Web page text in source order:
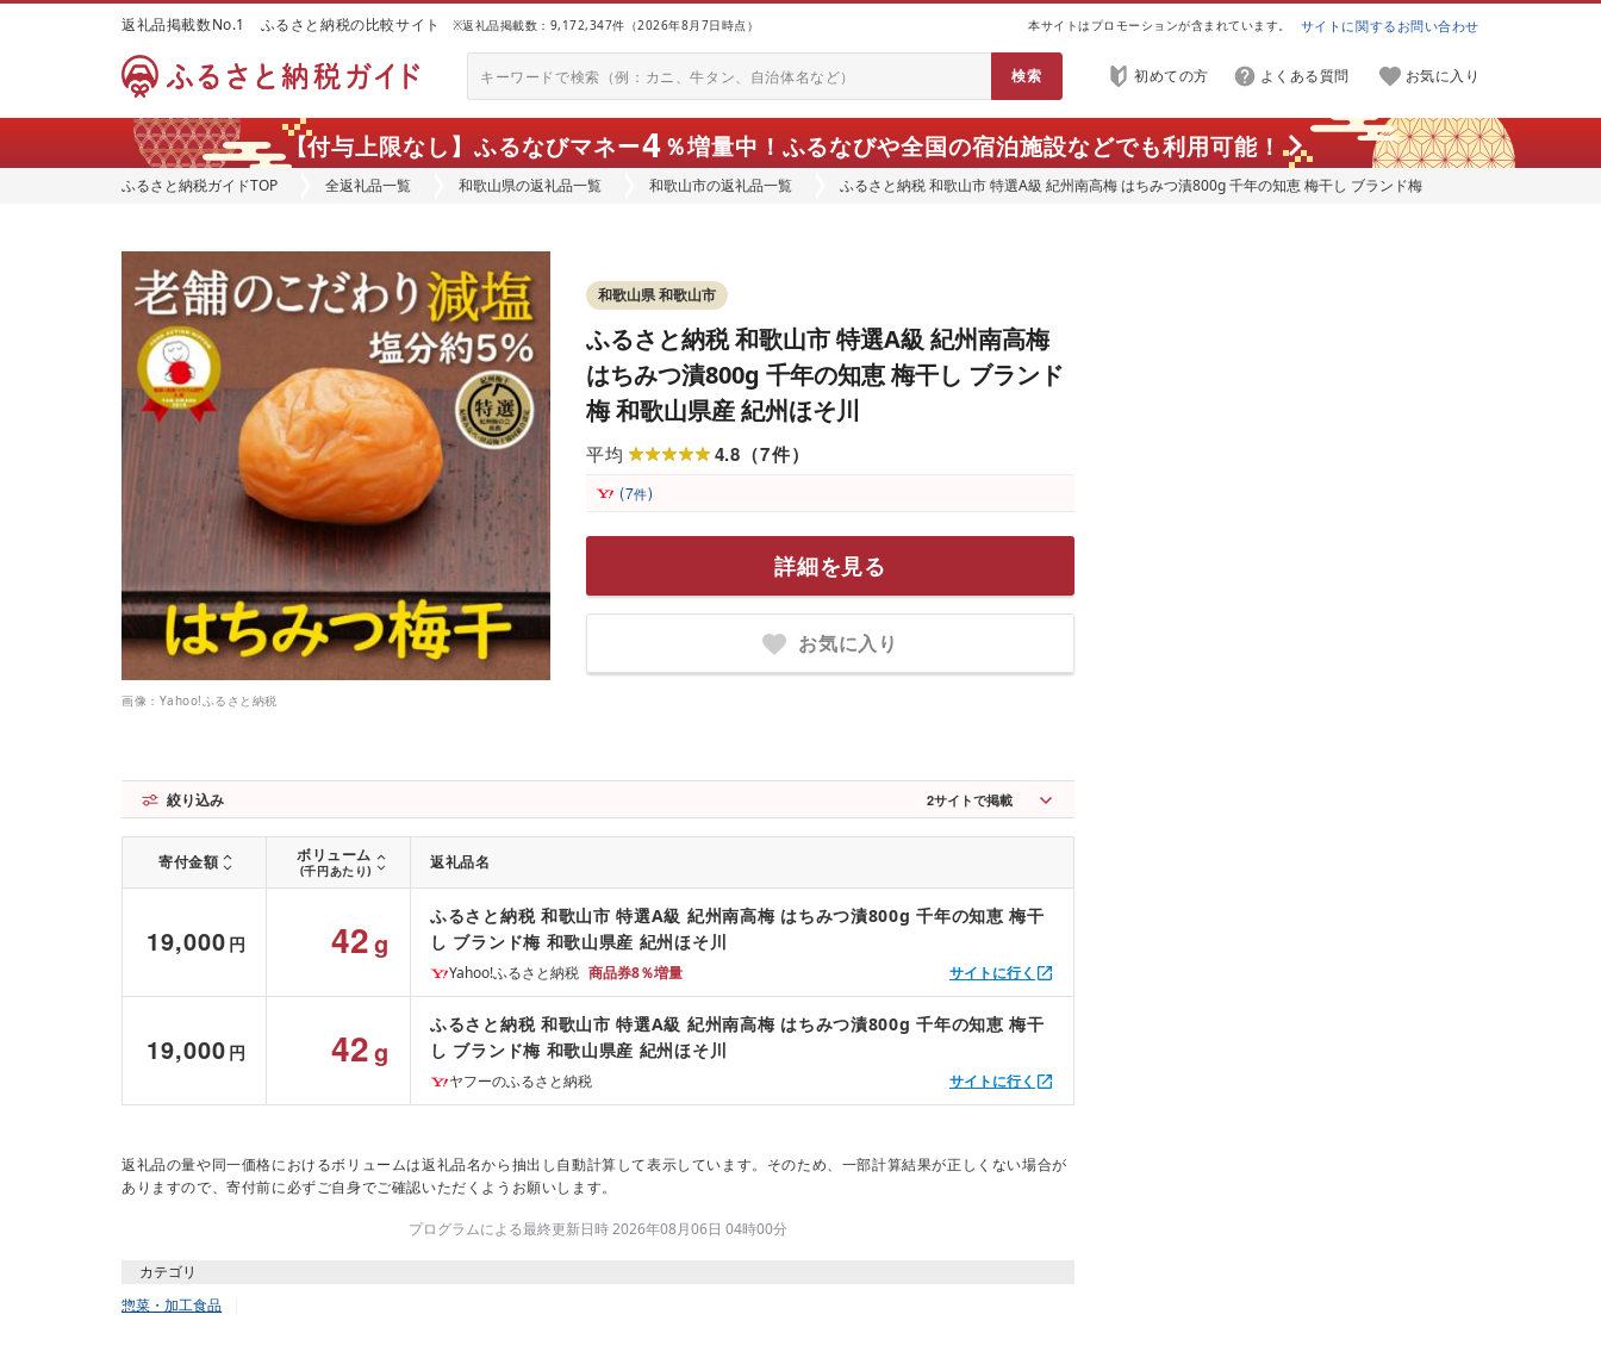
返礼品掲載数No.1 ふるさと納税の比較サイト ※返礼品掲載数：9,172,347件（2026年8月7日時点） 本サイトはプロモーションが含まれています。 サイトに関するお問い合わせ
初めての方 よくある質問 お気に入り
【付与上限なし】ふるなびマネー4％増量中！ ふるなびや全国の宿泊施設などでも利用可能！
ふるさと納税ガイドTOP 全返礼品一覧 和歌山県の返礼品一覧 和歌山市の返礼品一覧
ふるさと納税 和歌山市 特選A級 紀州南高梅 はちみつ漬800g 千年の知恵 梅干し ブランド梅
画像：Yahoo!ふるさと納税
和歌山県 和歌山市
ふるさと納税 和歌山市 特選A級 紀州南高梅
はちみつ漬800g 千年の知恵 梅干し ブランド
梅 和歌山県産 紀州ほそ川
平均 4.8 （7件）
(7件)
詳細を見る
お気に入り
絞り込み 2サイトで掲載
寄付金額 ボリューム
(千円あたり) 返礼品名
19,000 円 42g
Yahoo!ふるさと納税
ふるさと納税 和歌山市 特選A級 紀州南高梅 はちみつ漬800g 千年の知恵 梅干
し ブランド梅 和歌山県産 紀州ほそ川
商品券8％増量 サイトに行く
19,000 円 42g
ヤフーのふるさと納税
ふるさと納税 和歌山市 特選A級 紀州南高梅 はちみつ漬800g 千年の知恵 梅干
し ブランド梅 和歌山県産 紀州ほそ川
サイトに行く
返礼品の量や同一価格におけるボリュームは返礼品名から抽出し自動計算して表示しています。そのため、一部計算結果が正しくない場合が
ありますので、寄付前に必ずご自身でご確認いただくようお願いします。
プログラムによる最終更新日時 2026年08月06日 04時00分
カテゴリ
惣菜・加工食品